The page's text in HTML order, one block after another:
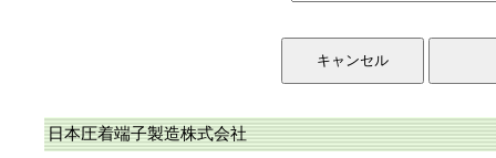
日本圧着端子製造株式会社